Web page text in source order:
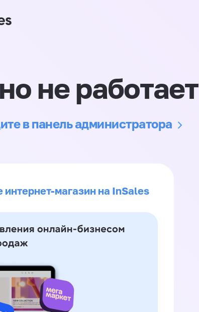
не работает
в панель администратора
интернет-магазин на InSales